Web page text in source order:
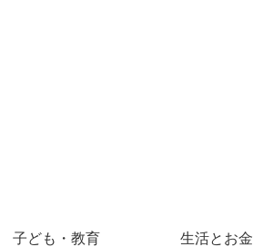
子ども・教育 生活とお金